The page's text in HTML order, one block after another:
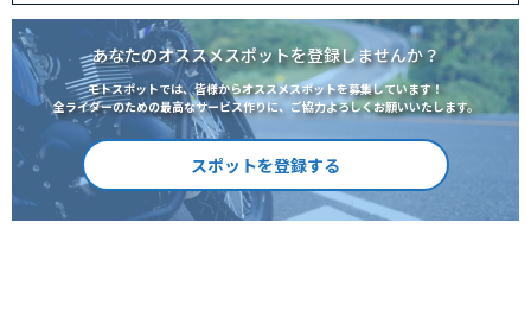
あなたのオススメスポットを登録しませんか？
モトスポットでは、皆様からオススメスポットを募集しています！
全ライダーのための最高なサービス作りに、ご協力よろしくお願いいたします。
スポットを登録する